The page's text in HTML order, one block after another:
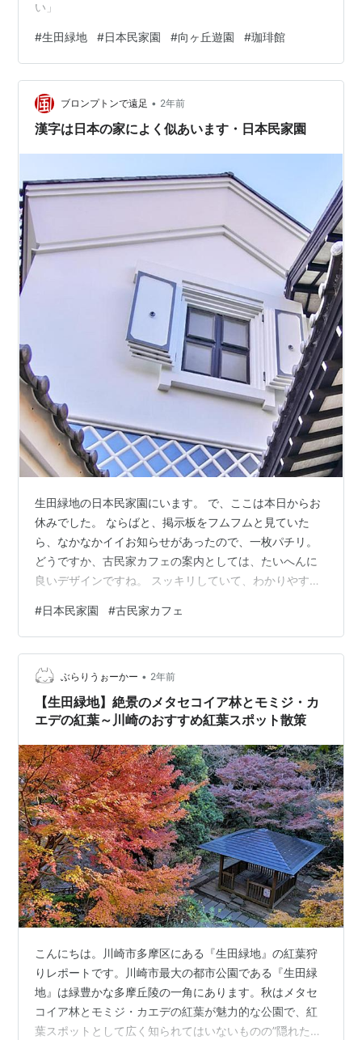
い」
#生田緑地 #日本民家園 #向ヶ丘遊園 #珈琲館
ブロンプトンで遠足 • 2年前
漢字は日本の家によく似あいます・日本民家園
生田緑地の日本民家園にいます。 で、ここは本日からお
休みでした。 ならばと、掲示板をフムフムと見ていた
ら、なかなかイイお知らせがあったので、一枚パチリ。
どうですか、古民家カフェの案内としては、たいへんに
良いデザインですね。 スッキリしていて、わかりやす
す。 古民家カフェって、この中にあるのかな。 そして、
管理棟の正面です。 松飾りの横で、謹賀新年という文字
が、くっきりしていました。 やっぱり、漢字は日本の家
によく似あうんですね。 民家園いろいろ世田谷区立次太
夫堀公園民家園で見た「本当の金看板」 民家園の雛飾り
月日：２０２４年１２月２９日 …
#日本民家園 #古民家カフェ
ぶらりうぉーかー • 2年前
【生田緑地】絶景のメタセコイア林とモミジ・カ
エデの紅葉～川崎のおすすめ紅葉スポット散策
こんにちは。川崎市多摩区にある『生田緑地』の紅葉狩
りレポートです。川崎市最大の都市公園である『生田緑
地』は緑豊かな多摩丘陵の一角にあります。秋はメタセ
コイア林とモミジ・カエデの紅葉が魅力的な公園で、紅
葉スポットとして広く知られてはいないものの”隠れた名